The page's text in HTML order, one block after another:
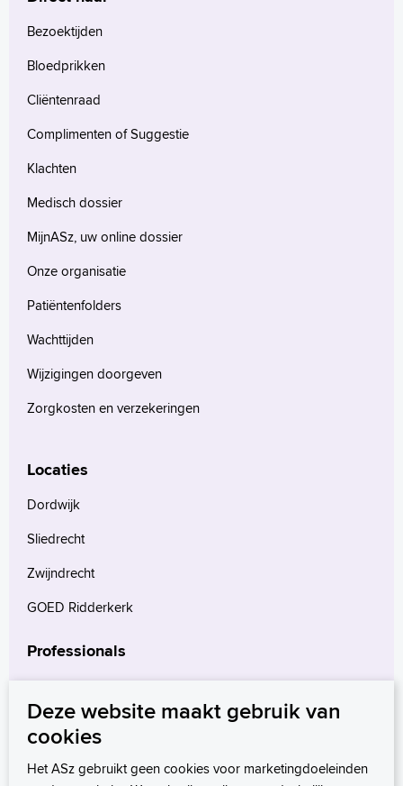
Bezoektijden
Bloedprikken
Cliëntenraad
Complimenten of Suggestie
Klachten
Medisch dossier
MijnASz, uw online dossier
Onze organisatie
Patiëntenfolders
Wachttijden
Wijzigingen doorgeven
Zorgkosten en verzekeringen
Locaties
Dordwijk
Sliedrecht
Zwijndrecht
GOED Ridderkerk
Professionals
Verwijzers
Wetenschappelijk onderzoek
Deze website maakt gebruik van
cookies
Het ASz gebruikt geen cookies voor marketingdoeleinden